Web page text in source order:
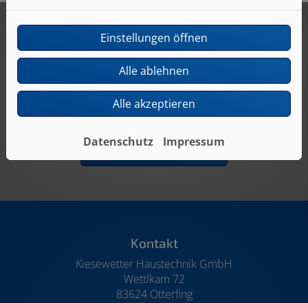
Jetzt ganz einfach und bequem online Termine
Termin vereinbaren
Footer - Kontaktdaten und Öffnungszeiten
Kontakt
Kiesewetter Haustechnik GmbH
Wettlkam 72
83624 Otterfing
Einstellungen öffnen
Alle ablehnen
Alle akzeptieren
Datenschutz Impressum